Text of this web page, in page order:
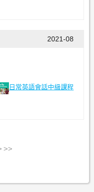
2021-08
日常英語會話中級課程